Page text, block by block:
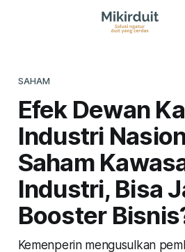
SAHAM
Efek Dewan
Industri
Saham
Industri, Bisa
Booster
Kemenperin mengusulkan